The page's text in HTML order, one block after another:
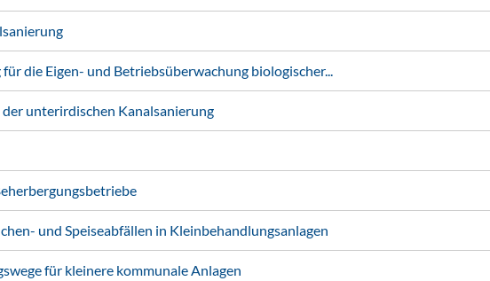
die Eigen- und Betriebsüberwachung biologischer...
unterirdischen Kanalsanierung
und Speiseabfällen in Kleinbehandlungsanlagen
für kleinere kommunale Anlagen